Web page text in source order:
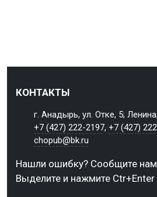
КОНТАКТЫ
г. Анадырь, ул. Отке, 5;
+7 (427) 222-2197,+7 (427)
chopub@bk.ru
Нашли ошибку? Сообщите
Выделите и нажмите Ctr+Enter